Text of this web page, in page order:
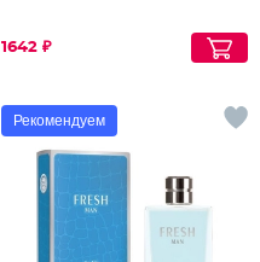
1642 ₽
Рекомендуем